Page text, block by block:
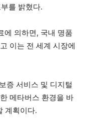
를 밝혔다.
에 의하면, 국내 명품
이는 전 세계 시장에
증 서비스 및 디지털
메타버스 환경을 바
계획이다.